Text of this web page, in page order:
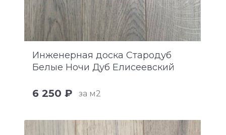
Инженерная доска Стародуб
Белые Ночи Дуб Елисеевский
6 250 ₽ за м2